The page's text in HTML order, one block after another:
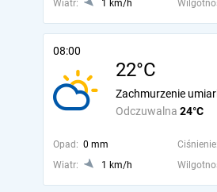
Wiatr: 1 km/h
08:00
22°C
Odczuwalna 24°C
Zachmurzenie
Opad: 0 mm Ciśnienie:
Wiatr:
1 km/h